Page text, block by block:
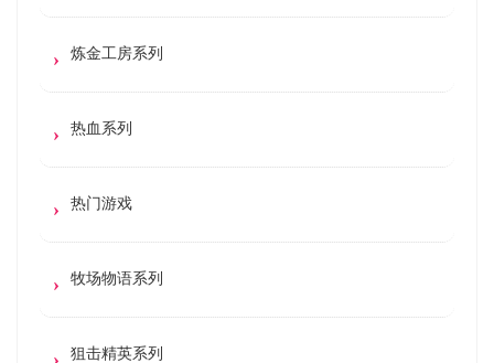
炼金工房系列
热血系列
热门游戏
牧场物语系列
狙击精英系列